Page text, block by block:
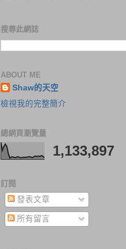
搜尋此網誌
ABOUT ME
Shaw的天空
檢視我的完整簡介
總網頁瀏覽量
1,133,897
訂閱
發表文章
所有留言